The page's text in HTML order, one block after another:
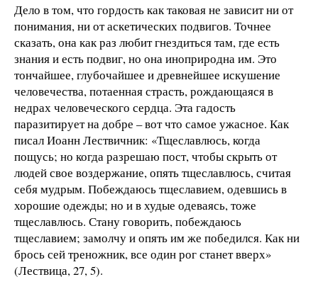
Дело в том, что гордость как таковая не зависит ни от
понимания, ни от аскетических подвигов. Точнее
сказать, она как раз любит гнездиться там, где есть
знания и есть подвиг, но она иноприродна им. Это
тончайшее, глубочайшее и древнейшее искушение
человечества, потаенная страсть, рождающаяся в
недрах человеческого сердца. Эта гадость
паразитирует на добре – вот что самое ужасное. Как
писал Иоанн Лествичник: «Тщеславлюсь, когда
пощусь; но когда разрешаю пост, чтобы скрыть от
людей свое воздержание, опять тщеславлюсь, считая
себя мудрым. Побеждаюсь тщеславием, одевшись в
хорошие одежды; но и в худые одеваясь, тоже
тщеславлюсь. Стану говорить, побеждаюсь
тщеславием; замолчу и опять им же победился. Как ни
брось сей треножник, все один рог станет вверх»
(Лествица, 27, 5).